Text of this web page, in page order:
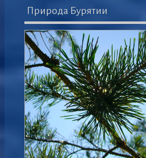
Природа Бурятии